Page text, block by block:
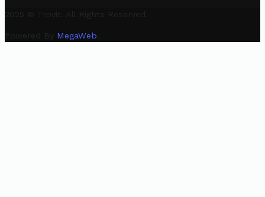
2025 © Trovit. All Rights Reserved.
Powered By MegaWeb